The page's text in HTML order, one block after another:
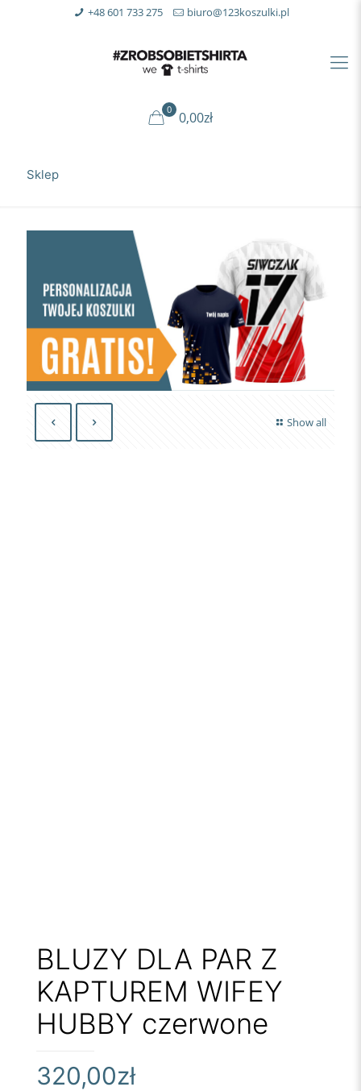
+48 601 733 275 biuro@123koszulki.pl
0 0,00zł
Sklep
Show all
BLUZY DLA PAR Z
KAPTUREM WIFEY
HUBBY czerwone
320,00zł